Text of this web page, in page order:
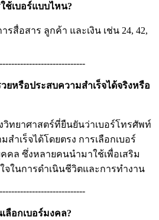
ช้เบอร์แบบไหน?
รสื่อสาร ลูกค้า และเงิน เช่น 24, 42,
ยหรือประสบความสำเร็จได้จริงหรือ
วิทยาศาสตร์ที่ยืนยันว่าเบอร์โทรศัพท์
ำเร็จได้โดยตรง การเลือกเบอร์
คล ซึ่งหลายคนนำมาใช้เพื่อเสริม
จในการดำเนินชีวิตและการทำงาน
ลือกเบอร์มงคล?